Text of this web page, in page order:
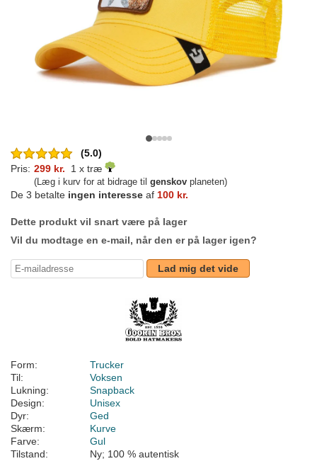
(5.0)
Pris: 299 kr. 1 x træ
(Læg i kurv for at bidrage til genskov planeten)
De 3 betalte ingen interesse af 100 kr.
Dette produkt vil snart være på lager
Vil du modtage en e-mail, når den er på lager igen?
Lad mig det vide
Form:
Trucker
Til:
Voksen
Lukning:
Snapback
Design:
Unisex
Dyr:
Ged
Skærm:
Kurve
Farve:
Gul
Tilstand:
Ny; 100 % autentisk